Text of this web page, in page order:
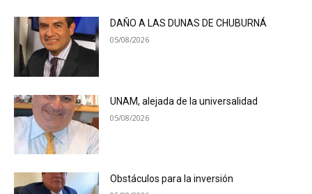
DAÑO A LAS DUNAS DE CHUBURNÁ
05/08/2026
UNAM, alejada de la universalidad
05/08/2026
Obstáculos para la inversión